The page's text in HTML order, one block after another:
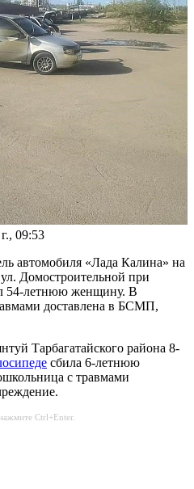
09:53
автомобиля «Лада Калина» на
Домостроительной при
54-летнюю женщину. В
доставлена в БСМП,
Тарбагатайского района 8-
сбила 6-летнюю
с травмами
Ctrl+Enter.